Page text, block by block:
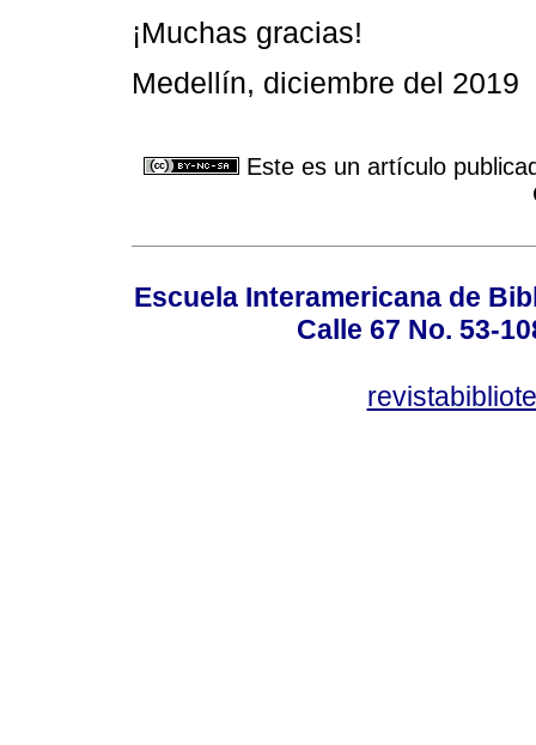
¡Muchas gracias!
Medellín, diciembre del 2019
Este es un artículo
Escuela Interamericana de
Calle 67 No. 53-